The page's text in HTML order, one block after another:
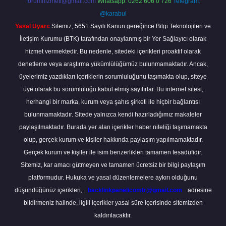
@karabul
Yasal Uyarı: Sitemiz, 5651 Sayılı Kanun gereğince Bilgi Teknolojileri ve
İletişim Kurumu (BTK) tarafından onaylanmış bir Yer Sağlayıcı olarak
hizmet vermektedir. Bu nedenle, sitedeki içerikleri proaktif olarak
denetleme veya araştırma yükümlülüğümüz bulunmamaktadır. Ancak,
üyelerimiz yazdıkları içeriklerin sorumluluğunu taşımakta olup, siteye
üye olarak bu sorumluluğu kabul etmiş sayılırlar. Bu internet sitesi,
herhangi bir marka, kurum veya şahıs şirketi ile hiçbir bağlantısı
bulunmamaktadır. Sitede yalnızca kendi hazırladığımız makaleler
paylaşılmaktadır. Burada yer alan içerikler haber niteliği taşımamakta
olup, gerçek kurum ve kişiler hakkında paylaşım yapılmamaktadır.
Gerçek kurum ve kişiler ile isim benzerlikleri tamamen tesadüfidir.
Sitemiz, kar amacı gütmeyen ve tamamen ücretsiz bir bilgi paylaşım
platformudur. Hukuka ve yasal düzenlemelere aykırı olduğunu
düşündüğünüz içerikleri,
backlinkpanelicomtr@gmail.com
adresine
bildirmeniz halinde, ilgili içerikler yasal süre içerisinde sitemizden
kaldırılacaktır.